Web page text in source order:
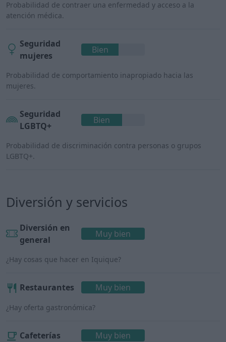
Probabilidad de contraer una enfermedad y acceso a la
atención médica.
Seguridad
mujeres
Bien
Probabilidad de comportamiento inapropiado hacia las
mujeres.
Seguridad
LGBTQ+
Bien
Probabilidad de discriminación contra personas o grupos
LGBTQ+.
Diversión y servicios
Diversión en
general
Muy bien
¿Hay cosas que hacer en Iquique?
Restaurantes Muy bien
¿Hay oferta gastronómica?
Cafeterías Muy bien